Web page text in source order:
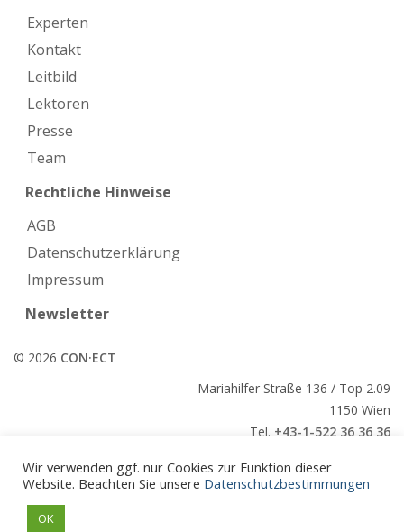
Experten
Kontakt
Leitbild
Lektoren
Presse
Team
Rechtliche Hinweise
AGB
Datenschutzerklärung
Impressum
Newsletter
© 2026 CON·ECT
Mariahilfer Straße 136 / Top 2.09
1150 Wien
Tel. +43-1-522 36 36 36
CON·ECT
Wir verwenden ggf. nur Cookies zur Funktion dieser
Website. Beachten Sie unsere Datenschutzbestimmungen
OK